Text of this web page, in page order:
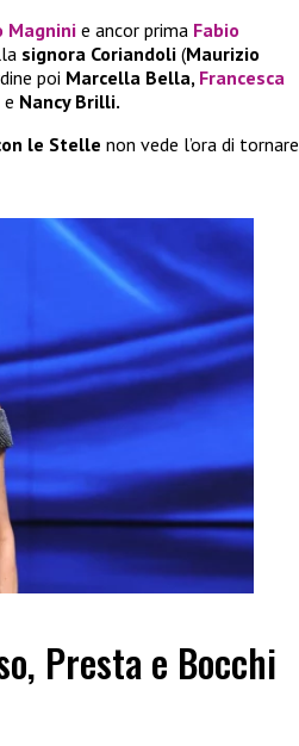
Magnini e ancor prima Fabio
signora Coriandoli (Maurizio
poi Marcella Bella, Francesca
e Nancy Brilli.
le Stelle non vede l’ora di tornare
Presta e Bocchi